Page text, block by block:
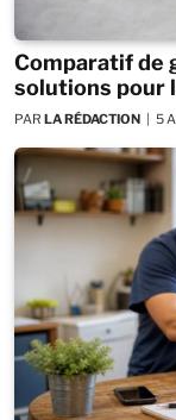
Comparatif de
solutions pour
PAR LA RÉDACTION 5